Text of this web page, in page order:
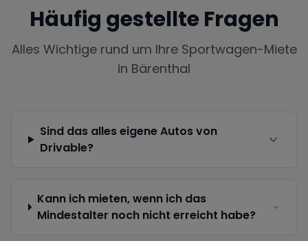
Häufig gestellte Fragen
Alles Wichtige rund um Ihre Sportwagen-Miete
in Bärenthal
Sind das alles eigene Autos von
Drivable?
Kann ich mieten, wenn ich das
Mindestalter noch nicht erreicht habe?